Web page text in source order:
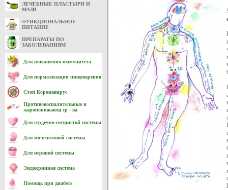
ЛЕЧЕБНЫЕ ПЛАСТЫРИ И
МАЗИ
ФУНКЦИОНАЛЬНОЕ
ПИТАНИЕ
ПРЕПАРАТЫ ПО
ЗАБОЛЕВАНИЯМ
Для повышения иммунитета
Для нормализации пищеварения
Стоп Коронавирус
Противовоспалительные и
жаропонижающ ср - ва
Для сердечно-cосудистой системы
Для мочеполовой системы
Для нервной системы
Эндокринная система
Помощь при диабете